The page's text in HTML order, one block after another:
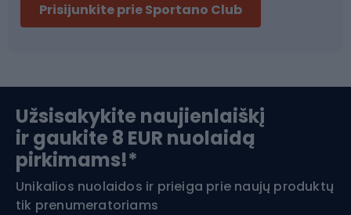
Slidinėjimas
Apranga žiemos sportui
Šiaurietiškas ėjimas
Prisijunkite prie Sportano Club
Užsisakykite naujienlaiškį
ir gaukite 8 EUR nuolaidą
pirkimams!*
Unikalios nuolaidos ir prieiga prie naujų produktų
tik prenumeratoriams